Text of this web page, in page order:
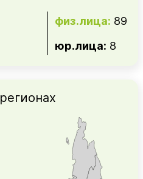
физ.лица: 89
юр.лица: 8
регионах